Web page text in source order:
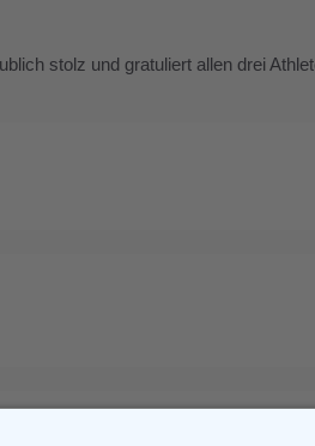
stolz und gratuliert allen drei